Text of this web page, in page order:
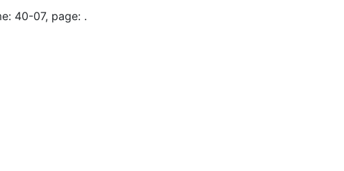
40-07, page: .